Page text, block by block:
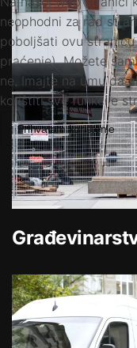
neophodni za rad
poboljšati ovu
praćenje). Možete
ne. Imajte na umu da
koristiti sve funkcije
Prihvatam korištenje